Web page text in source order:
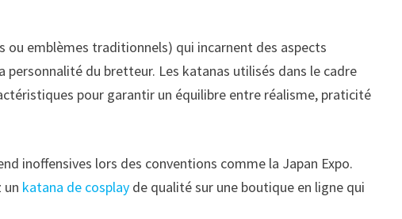
emblèmes traditionnels) qui incarnent des aspects
personnalité du bretteur. Les katanas utilisés dans le cadre
pour garantir un équilibre entre réalisme, praticité
inoffensives lors des conventions comme la Japan Expo.
un katana de cosplay de qualité sur une boutique en ligne qui